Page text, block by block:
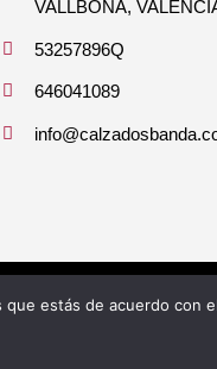
VALLBONA,
53257896Q
646041089
que estás de acuerdo con